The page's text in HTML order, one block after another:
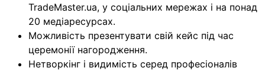
TradeMaster.ua, у соціальних мережах і на понад
20 медіаресурсах.
Можливість презентувати свій кейс під час
церемонії нагородження.
Нетворкінг і видимість серед професіоналів